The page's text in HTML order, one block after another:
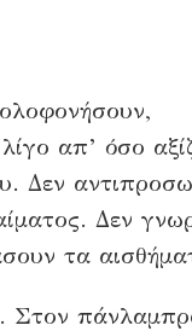
απ’ όσο
Δεν
Δεν
τα
Στον